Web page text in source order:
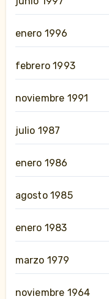
enero 1996
febrero 1993
noviembre 1991
julio 1987
enero 1986
agosto 1985
enero 1983
marzo 1979
noviembre 1964